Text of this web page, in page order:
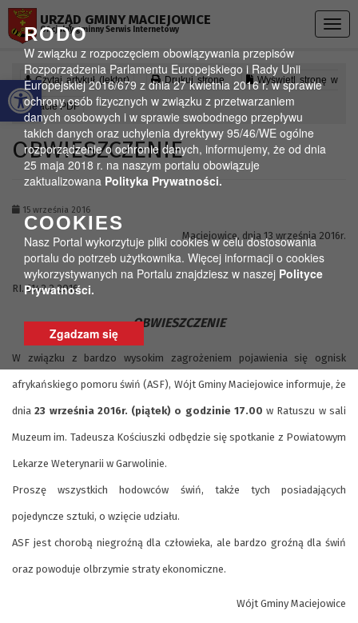
Otwórz pasek narzędzi
RODO
W związku z rozpoczęciem obowiązywania przepisów
Rozporządzenia Parlamentu Europejskiego i Rady Unii
Europejskiej 2016/679 z dnia 27 kwietnia 2016 r. w sprawie
ochrony osób fizycznych w związku z przetwarzaniem
danych osobowych i w sprawie swobodnego przepływu
takich danych oraz uchylenia dyrektywy 95/46/WE ogólne
rozporządzenie o ochronie danych, informujemy, że od dnia
25 maja 2018 r. na naszym portalu obowiązuje
zaktualizowana Polityka Prywatności.
COOKIES
Nasz Portal wykorzytuje pliki cookies w celu dostosowania
portalu do potrzeb użytkownika. Więcej informacji o cookies
wykorzystywanych na Portalu znajdziesz w naszej Polityce
Prywatności.
Zgadzam się
URZĄD GMINY MACIEJOWICE
Oficjalny gminny Serwis Internetowy
Czytaj artykuł (lektor) Drukuj stronę Wyświetl stronę w
formacie PDF
OBWIESZCZENIE
15 września 2016
Maciejowice, dnia 13 września 2016r.
RI. 6142.2.2016
OBWIESZCZENIE
W związku z bardzo wysokim zagrożeniem pojawienia się ognisk
afrykańskiego pomoru świń (ASF), Wójt Gminy Maciejowice informuje, że
dnia23 września 2016r. (piątek) o godzinie 17.00 w Ratuszu w sali
Muzeum im. Tadeusza Kościuszki odbędzie się spotkanie z Powiatowym
Lekarze Weterynarii w Garwolinie.
Proszę wszystkich hodowców świń, także tych posiadających
pojedyncze sztuki, o wzięcie udziału.
ASF jest chorobą niegroźną dla człowieka, ale bardzo groźną dla świń
oraz powoduje olbrzymie straty ekonomiczne.
Wójt Gminy Maciejowice